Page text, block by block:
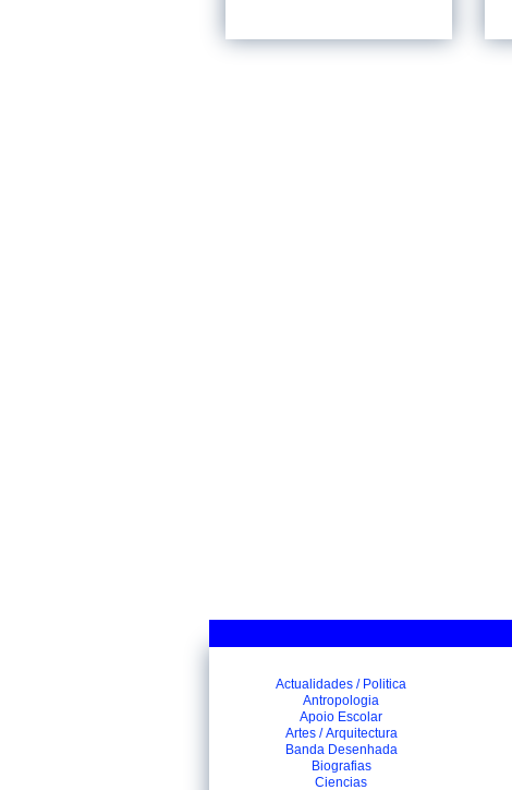
Actualidades / Politica
Antropologia
Apoio Escolar
Artes / Arquitectura
Banda Desenhada
Biografias
Ciencias